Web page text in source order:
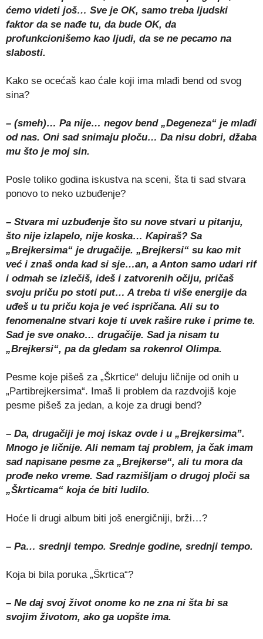
ćemo videti još… Sve je OK, samo treba ljudski
faktor da se nađe tu, da bude OK, da
profunkcionišemo kao ljudi, da se ne pecamo na
slabosti.
Kako se ocećaš kao ćale koji ima mlađi bend od svog
sina?
– (smeh)… Pa nije… negov bend „Degeneza“ je mlađi
od nas. Oni sad snimaju ploču… Da nisu dobri, džaba
mu što je moj sin.
Posle toliko godina iskustva na sceni, šta ti sad stvara
ponovo to neko uzbuđenje?
– Stvara mi uzbuđenje što su nove stvari u pitanju,
što nije izlapelo, nije koska… Kapiraš? Sa
„Brejkersima“ je drugačije. „Brejkersi“ su kao mit
već i znaš onda kad si sje…an, a Anton samo udari rif
i odmah se izlečiš, ideš i zatvorenih očiju, pričaš
svoju priču po stoti put… A treba ti više energije da
uđeš u tu priču koja je već ispričana. Ali su to
fenomenalne stvari koje ti uvek rašire ruke i prime te.
Sad je sve onako… drugačije. Sad ja nisam tu
„Brejkersi“, pa da gledam sa rokenrol Olimpa.
Pesme koje pišeš za „Škrtice“ deluju ličnije od onih u
„Partibrejkersima“. Imaš li problem da razdvojiš koje
pesme pišeš za jedan, a koje za drugi bend?
– Da, drugačiji je moj iskaz ovde i u „Brejkersima”.
Mnogo je ličnije. Ali nemam taj problem, ja čak imam
sad napisane pesme za „Brejkerse“, ali tu mora da
prođe neko vreme. Sad razmišljam o drugoj ploči sa
„Škrticama“ koja će biti ludilo.
Hoće li drugi album biti još energičniji, brži…?
– Pa… srednji tempo. Srednje godine, srednji tempo.
Koja bi bila poruka „Škrtica“?
– Ne daj svoj život onome ko ne zna ni šta bi sa
svojim životom, ako ga uopšte ima.